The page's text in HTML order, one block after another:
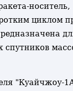
носитель,
циклом
спутников
"Куайчжоу-